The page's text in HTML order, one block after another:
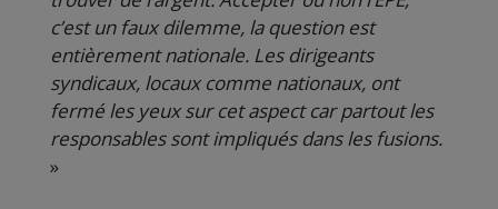
c’est un faux dilemme, la question est
entièrement nationale. Les dirigeants
syndicaux, locaux comme nationaux, ont
fermé les yeux sur cet aspect car partout les
responsables sont impliqués dans les fusions.
»